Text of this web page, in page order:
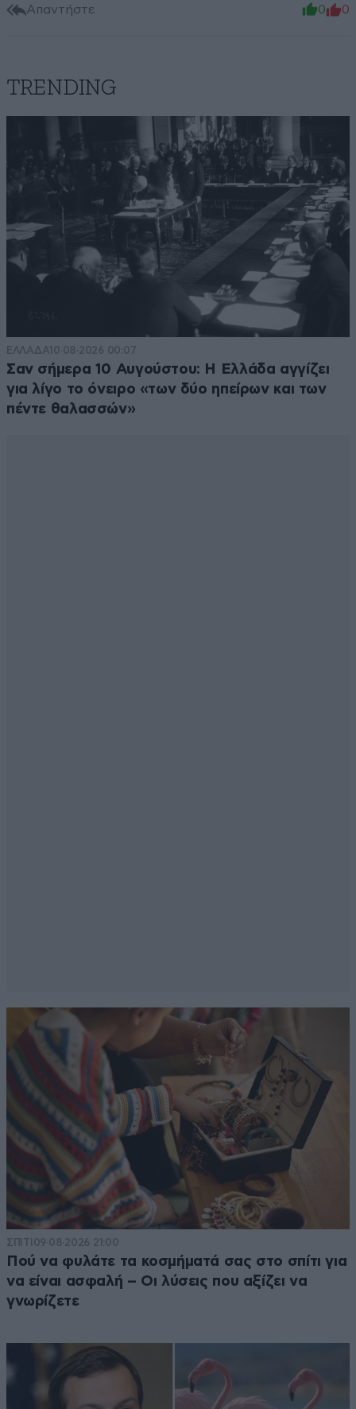
Απαντήστε 0 0
TRENDING
ΕΛΛΑΔΑ10·08·2026 00:07
Σαν σήμερα 10 Αυγούστου: Η Ελλάδα αγγίζει
για λίγο το όνειρο «των δύο ηπείρων και των
πέντε θαλασσών»
ΣΠΙΤΙ 09·08·2026 21:00
Πού να φυλάτε τα κοσμήματά σας στο σπίτι για
να είναι ασφαλή – Οι λύσεις που αξίζει να
γνωρίζετε